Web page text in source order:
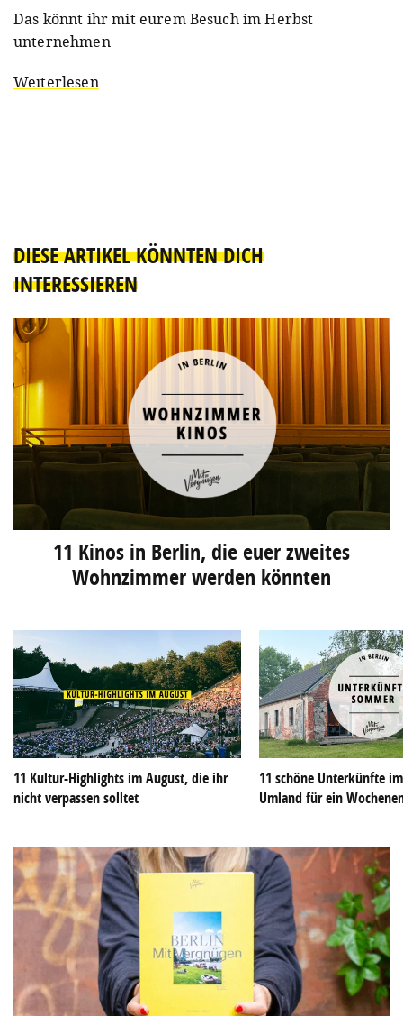
Das könnt ihr mit eurem Besuch im Herbst
unternehmen
Weiterlesen
DIESE ARTIKEL KÖNNTEN DICH
INTERESSIEREN
11 Kinos in Berlin, die euer zweites
Wohnzimmer werden könnten
11 Kultur-Highlights im August, die ihr
nicht verpassen solltet
11 schöne Unterkünfte
Umland für ein